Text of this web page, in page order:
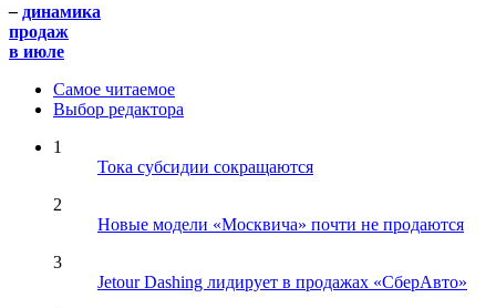
– динамика
продаж
в июле
Самое читаемое
Выбор редактора
1
Тока субсидии сокращаются
2
Новые модели «Москвича» почти не продаются
3
Jetour Dashing лидирует в продажах «СберАвто»